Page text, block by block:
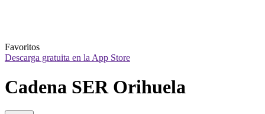
Favoritos
Descarga gratuita en la App Store
Cadena SER Orihuela